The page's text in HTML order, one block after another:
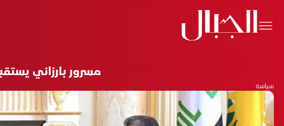
مسرور بارزاني
سياسة